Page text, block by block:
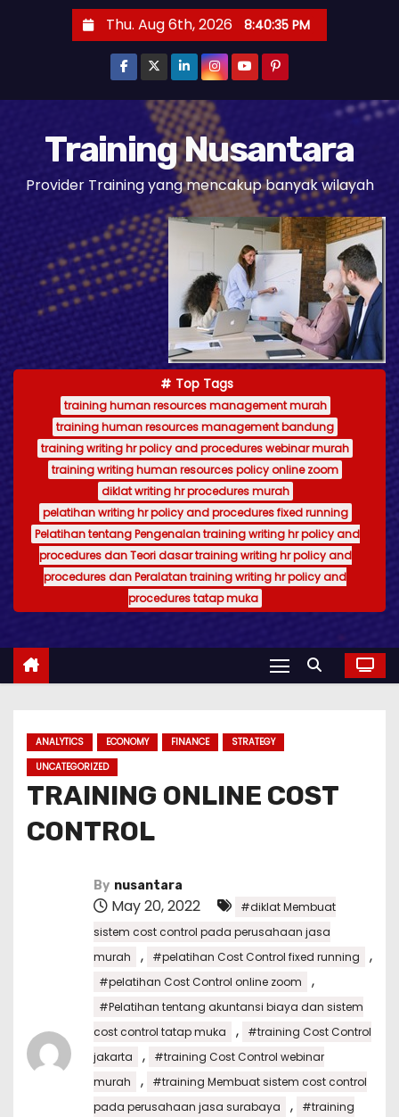
t
Thu. Aug 6th, 2026 8:40:37 PM
Training Nusantara
Provider Training yang mencakup banyak wilayah
Top Tags
training human resources management murah
training human resources management bandung
training writing hr policy and procedures webinar murah
training writing human resources policy online zoom
diklat writing hr procedures murah
pelatihan writing hr policy and procedures fixed running
Pelatihan tentang Pengenalan training writing hr policy and
procedures dan Teori dasar training writing hr policy and
procedures dan Peralatan training writing hr policy and
procedures tatap muka
ANALYTICS ECONOMY FINANCE
STRATEGY
UNCATEGORIZED
TRAINING ONLINE COST
CONTROL
By nusantara
May 20, 2022
#diklat Membuat
sistem cost control pada perusahaan jasa
murah
, #pelatihan Cost Control fixed running ,
#pelatihan Cost Control online zoom ,
#Pelatihan tentang akuntansi biaya dan sistem
cost control tatap muka
,
#training Cost Control
jakarta
,
#training Cost Control webinar
murah
,
#training Membuat sistem cost control
pada perusahaan jasa surabaya
,
#training